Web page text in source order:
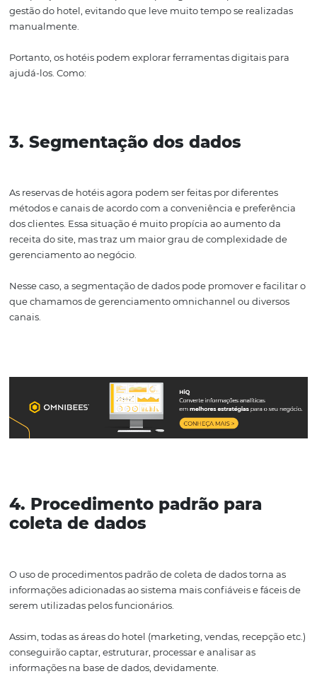
2. Atualização de ferramentas
Algumas ferramentas podem gerar relatórios
compilações de dados precisas para gerentes aprimorar
gestão do hotel, evitando que leve muito tempo se
manualmente.
Portanto, os hotéis podem explorar ferramentas digitais
ajudá-los. Como:
3. Segmentação dos dados
As reservas de hotéis agora podem ser feitas por
receita do site, mas traz um maior grau de
gerenciamento ao negócio.
que chamamos de gerenciamento omnichannel ou
canais.